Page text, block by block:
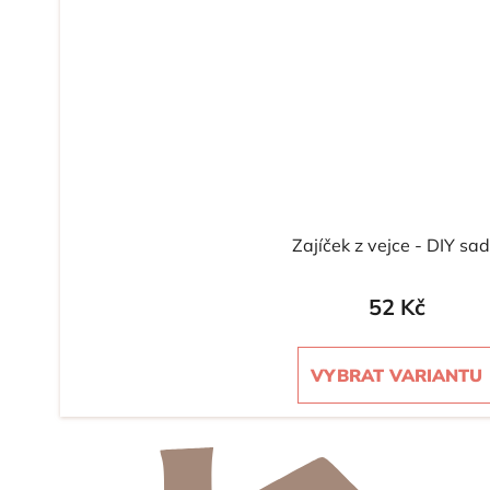
Zajíček z vejce - DIY
52 Kč
VYBRAT VARIANTU